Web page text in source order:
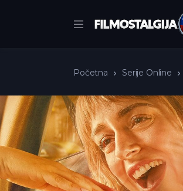
Početna Serije Online